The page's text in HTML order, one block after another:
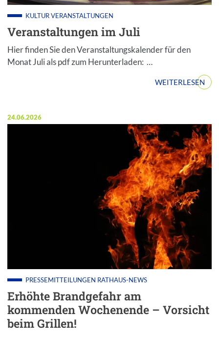
Veranstaltungen im Juli
KULTURVERANSTALTUNGEN
Hier finden Sie den Veranstaltungskalender für den
Monat Juli als pdf zum Herunterladen: …
WEITERLESEN
Veröffentlicht am:
24.06.2026
Erhöhte Brandgefahr am
kommenden Wochenende – Vorsicht
beim Grillen!
PRESSEMITTEILUNGEN RATHAUS-NEWS